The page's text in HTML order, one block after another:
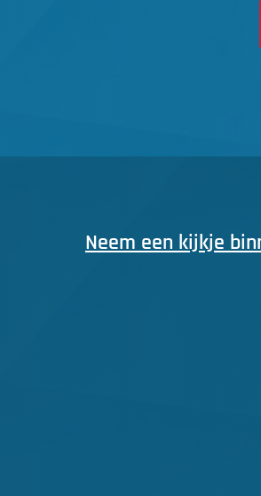
Neem een kijkje